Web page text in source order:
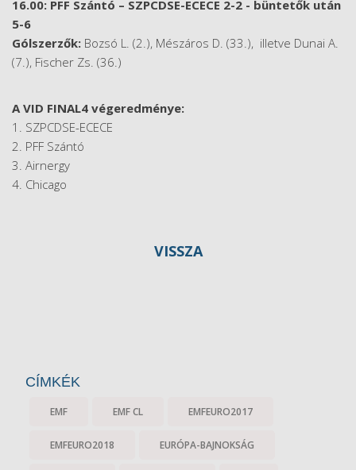
16.00: PFF Szántó – SZPCDSE-ECECE 2-2 - büntetők után
5-6
Gólszerzők: Bozsó L. (2.), Mészáros D. (33.), illetve Dunai A.
(7.), Fischer Zs. (36.)
A VID FINAL4 végeredménye:
1. SZPCDSE-ECECE
2. PFF Szántó
3. Airnergy
4. Chicago
VISSZA
CÍMKÉK
EMF EMF CL EMFEURO2017
EMFEURO2018 EURÓPA-BAJNOKSÁG